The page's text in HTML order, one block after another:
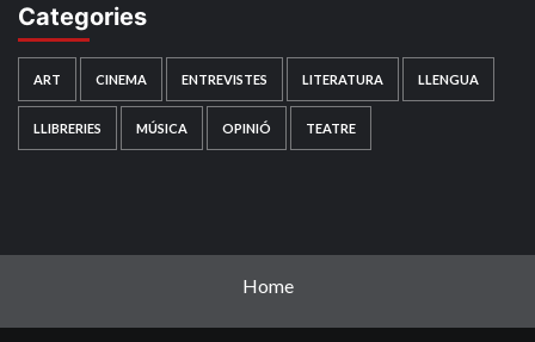
Categories
ART CINEMA ENTREVISTES LITERATURA LLENGUA
LLIBRERIES MÚSICA OPINIÓ TEATRE
Home